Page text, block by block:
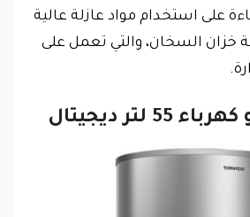
على استخدام مواد عازلة عالية
خزان السخان، والتي تعمل على
لتر ديجيتال